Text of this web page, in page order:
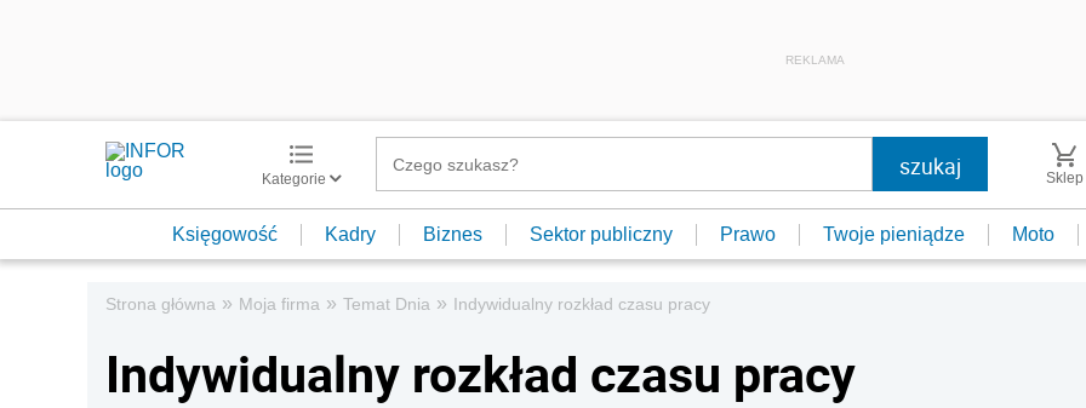
REKLAMA
Kategorie Sklep
Księgowość Kadry Biznes Sektor publiczny Prawo Twoje pieniądze Moto
Strona główna » Moja firma » Temat Dnia » Indywidualny rozkład czasu pracy
Indywidualny rozkład czasu pracy